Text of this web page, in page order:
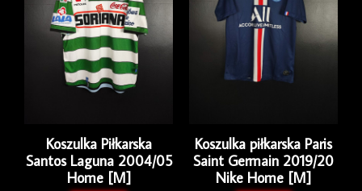
Koszulka Piłkarska
Santos Laguna 2004/05
Home [M]
Koszulka piłkarska Paris
Saint Germain 2019/20
Nike Home [M]